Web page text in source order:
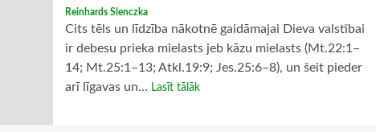
Reinhards Slenczka
Cits tēls un līdzība nākotnē gaidāmajai Dieva valstībai
ir debesu prieka mielasts jeb kāzu mielasts (Mt.22:1–
14; Mt.25:1–13; Atkl.19:9; Jes.25:6–8), un šeit pieder
arī līgavas un... Lasīt tālāk